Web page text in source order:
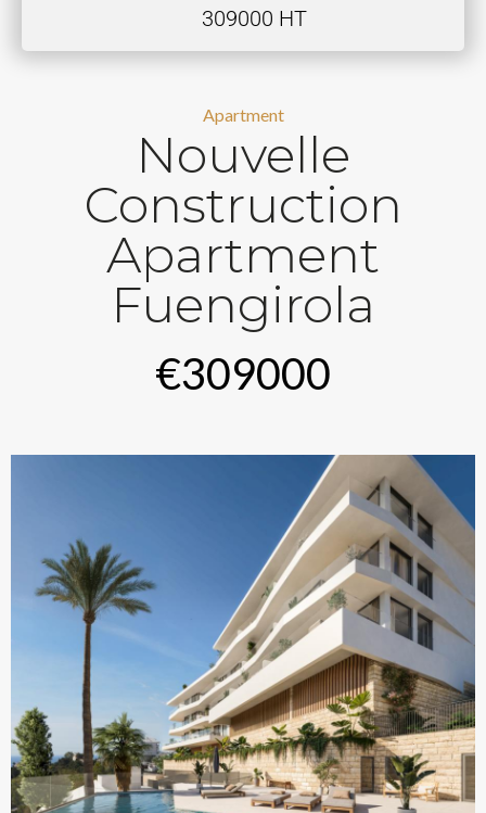
309000 HT
Apartment
Nouvelle
Construction
Apartment
Fuengirola
€309000